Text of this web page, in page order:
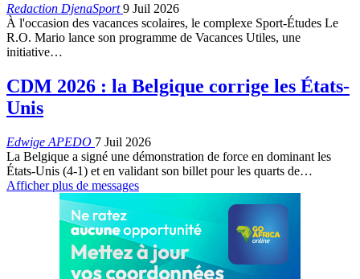
Redaction DjenaSport9 Juil 2026
À l'occasion des vacances scolaires, le complexe Sport-Études Le
R.O. Mario lance son programme de Vacances Utiles, une
initiative…
CDM 2026 : la Belgique corrige les États-
Unis
Edwige APEDO 7 Juil 2026
La Belgique a signé une démonstration de force en dominant les
États-Unis (4-1) et en validant son billet pour les quarts de…
Afficher plus de messages